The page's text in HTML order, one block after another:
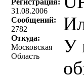
Регистрация:
31.08.2006
Сообщений:
2782
Откуда:
Московская
Область
У